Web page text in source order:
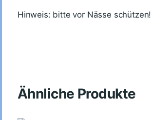
Hinweis: bitte vor Nässe schützen!
Ähnliche Produkte